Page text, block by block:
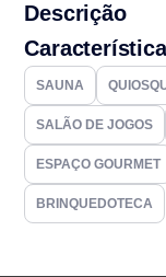
Descrição
SAUNA
SALÃO DE JOGOS
ESPAÇO GOURMET
BRINQUEDOTECA